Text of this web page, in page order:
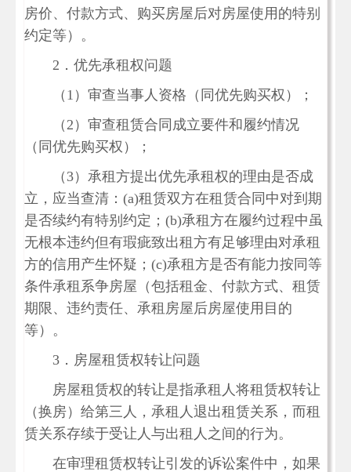
房价、付款方式、购买房屋后对房屋使用的特别
约定等）。
2．优先承租权问题
（1）审查当事人资格（同优先购买权）；
（2）审查租赁合同成立要件和履约情况
（同优先购买权）；
（3）承租方提出优先承租权的理由是否成
立，应当查清：(a)租赁双方在租赁合同中对到期
是否续约有特别约定；(b)承租方在履约过程中虽
无根本违约但有瑕疵致出租方有足够理由对承租
方的信用产生怀疑；(c)承租方是否有能力按同等
条件承租系争房屋（包括租金、付款方式、租赁
期限、违约责任、承租房屋后房屋使用目的
等）。
3．房屋租赁权转让问题
房屋租赁权的转让是指承租人将租赁权转让
（换房）给第三人，承租人退出租赁关系，而租
赁关系存续于受让人与出租人之间的行为。
在审理租赁权转让引发的诉讼案件中，如果